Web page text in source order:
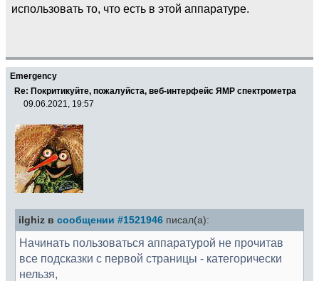
использовать то, что есть в этой аппаратуре.
Emergency
Re: Покритикуйте, пожалуйста, веб-интерфейс ЯМР спектрометра
09.06.2021, 19:57
ilghiz в сообщении #1521946 писал(а):
Начинать пользоваться аппаратурой не прочитав
все подсказки с первой страницы - категорически
нельзя,